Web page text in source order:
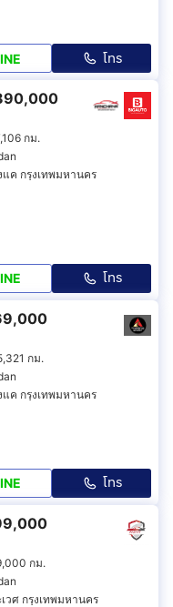
โทร
กม.
แค กรุงเทพมหานคร
โทร
กม.
แค กรุงเทพมหานคร
โทร
กม.
วศ กรุงเทพมหานคร